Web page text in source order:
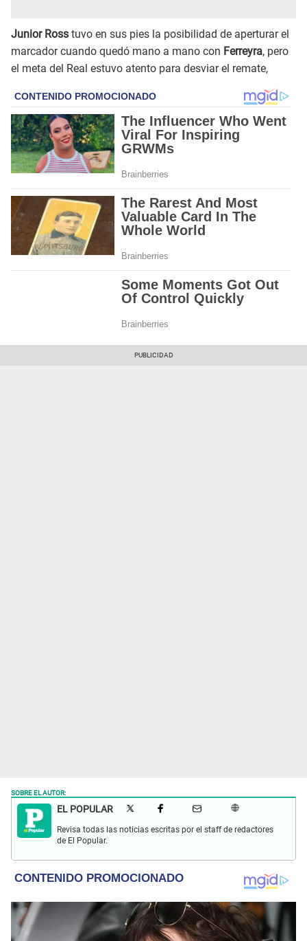
Junior Ross tuvo en sus pies la posibilidad de aperturar el
marcador cuando quedó mano a mano con Ferreyra, pero
el meta del Real estuvo atento para desviar el remate,
SOBRE EL AUTOR:
EL POPULAR
Revisa todas las noticias escritas por el staff de redactores
de El Popular.